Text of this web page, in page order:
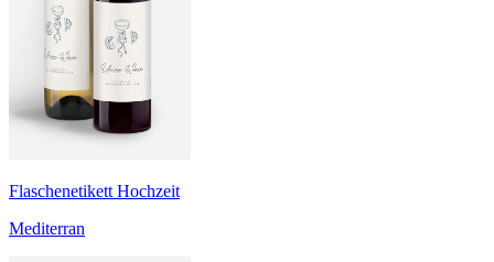
Flaschenetikett Hochzeit
Mediterran